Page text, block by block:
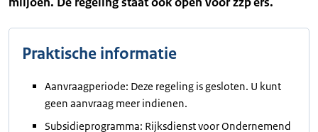
Praktische informatie
Aanvraagperiode: Deze regeling is gesloten. U kunt
geen aanvraag meer indienen.
Subsidieprogramma: Rijksdienst voor Ondernemend